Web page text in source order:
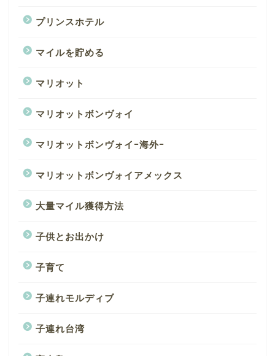
プリンスホテル
マイルを貯める
マリオット
マリオットボンヴォイ
マリオットボンヴォイｰ海外ｰ
マリオットボンヴォイアメックス
大量マイル獲得方法
子供とお出かけ
子育て
子連れモルディブ
子連れ台湾